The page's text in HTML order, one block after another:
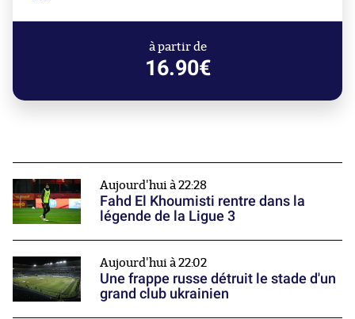
à partir de
16.90€
Aujourd'hui à 22:28
Fahd El Khoumisti rentre dans la
légende de la Ligue 3
Aujourd'hui à 22:02
Une frappe russe détruit le stade d'un
grand club ukrainien